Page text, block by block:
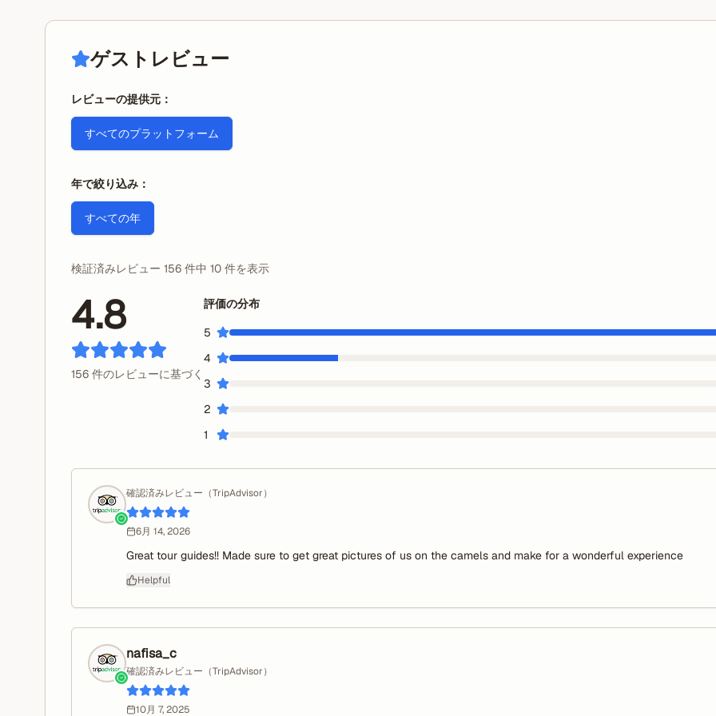
ゲストレビュー
レビューの提供元：
すべてのプラットフォーム
年で絞り込み：
すべての年
検証済みレビュー 156 件中 10 件を表示
4.8
156 件のレビューに基づく
評価の分布
5
4
3
2
1
確認済みレビュー（TripAdvisor）
6月 14, 2026
Great tour guides!! Made sure to get great pictures of us on the camels and make for a wonderful experience
Helpful
nafisa_c
確認済みレビュー（TripAdvisor）
10月 7, 2025